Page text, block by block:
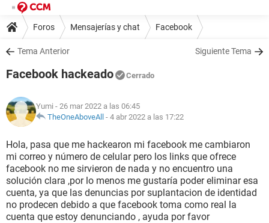
Foros Mensajerías y chat Facebook
Tema Anterior Siguiente Tema
Facebook hackeado Cerrado
Yumi - 26 mar 2022 a las 06:45
TheOneAboveAll - 4 abr 2022 a las 17:22
Hola, pasa que me hackearon mi facebook me cambiaron
mi correo y número de celular pero los links que ofrece
facebook no me sirvieron de nada y no encuentro una
solución clara ,por lo menos me gustaría poder eliminar esa
cuenta, ya que las denuncias por suplantacion de identidad
no prodecen debido a que facebook toma como real la
cuenta que estoy denunciando , ayuda por favor